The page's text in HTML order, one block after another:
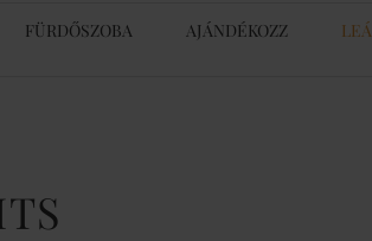
FÜRDŐSZOBA AJÁNDÉKOZZ